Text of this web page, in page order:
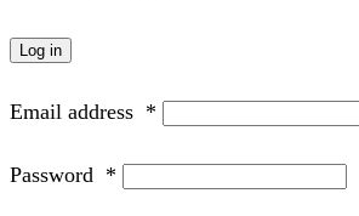
Log in
Email address *
Password *